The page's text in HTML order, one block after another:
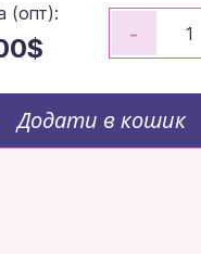
(опт):
-
Додати в кошик